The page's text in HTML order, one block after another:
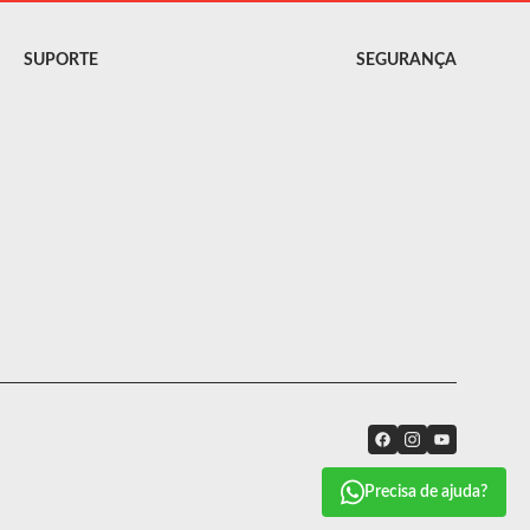
Precisa de ajuda?
SUPORTE SEGURANÇA